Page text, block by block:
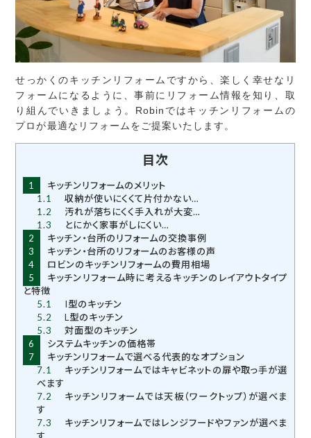
せっかくのキッチンリフォームですから、楽しく幸せなリ
フォームになるように、事前にリフォーム情報を知り、取
り組んでいきましょう。Robinではキッチンリフォームの
プロが最適なリフォームをご提案いたします。
目次
1
キッチンリフォームのメリット
1.1
収納が使いにくくて片付かない…
1.2
汚れが落ちにくく手入れが大変…
1.3
とにかく家事がしにくい…
2
キッチン・台所のリフォームの交換事例
3
キッチン・台所のリフォームのお客様の声
4
ロビンのキッチンリフォームの費用相場
5
キッチンリフォーム時に考えるキッチンのレイアウトタイプ
と特徴
5.1
I型のキッチン
5.2
L型のキッチン
5.3
対面型のキッチン
6
システムキッチンの価格帯
7
キッチンリフォームで選べる代表的なオプション
7.1
キッチンリフォームではキャビネットの扉や取っ手が選
べます
7.2
キッチンリフォームでは天板（ワークトップ）が選べま
す
7.3
キッチンリフォームではレンジフードやファンが選べま
す